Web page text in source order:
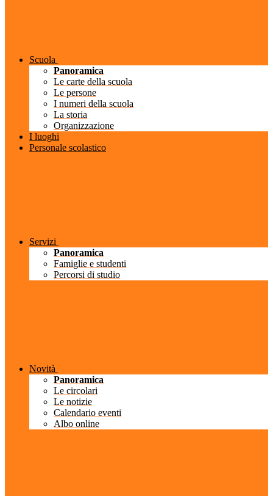
Scuola
Panoramica
Le carte della scuola
Le persone
I numeri della scuola
La storia
Organizzazione
I luoghi
Personale scolastico
Servizi
Panoramica
Famiglie e studenti
Percorsi di studio
Novità
Panoramica
Le circolari
Le notizie
Calendario eventi
Albo online